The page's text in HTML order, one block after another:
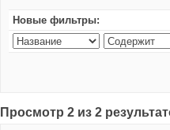
Новые фильтры:
Просмотр 2 из 2